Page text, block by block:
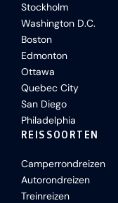
Stockholm
Washington D.C.
Boston
Edmonton
Ottawa
Quebec City
San Diego
Philadelphia
REISSOORTEN
Camperrondreizen
Autorondreizen
Treinreizen